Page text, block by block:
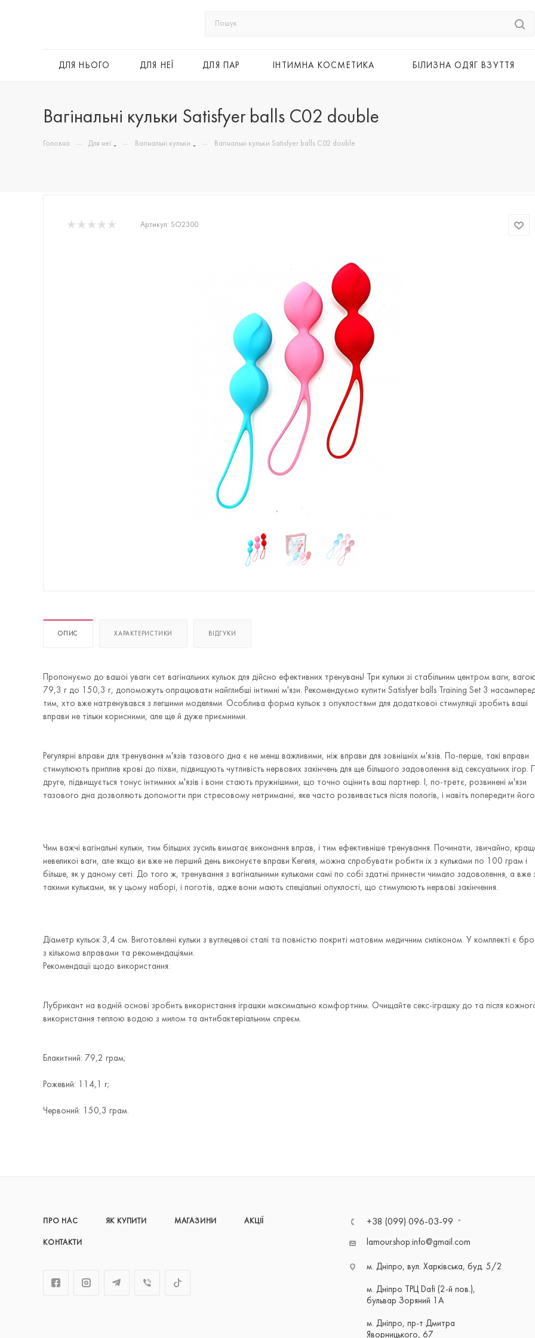
ДЛЯ НЬОГО ДЛЯ НЕЇ ДЛЯ ПАР ІНТИМНА КОСМЕТИКА БІЛИЗНА ОДЯГ ВЗУТТЯ
Вагінальні кульки Satisfyer balls C02 double
Головна — Для неї — Вагінальні кульки — Вагінальні кульки Satisfyer balls C02 double
Артикул: SO2300
ОПИС ХАРАКТЕРИСТИКИ ВІДГУКИ
Пропонуємо до вашої уваги сет вагінальних кульок для дійсно ефективних тренувань! Три кульки зі стабільним центром ваги,
79,3 г до 150,3 г, допоможуть опрацювати найглибші інтимні м'язи. Рекомендуємо купити Satisfyer balls Training Set 3
тим, хто вже натренувався з легшими моделями. Особлива форма кульок з опуклостями для додаткової стимуляції зробить ваші
вправи не тільки корисними, але ще й дуже приємними.
Регулярні вправи для тренування м'язів тазового дна є не менш важливими, ніж вправи для зовнішніх м'язів. По-перше, такі вправи
стимулюють приплив крові до піхви, підвищують чутливість нервових закінчень для ще більшого задоволення від сексуальних ігор.
друге, підвищується тонус інтимних м'язів і вони стають пружнішими, що точно оцінить ваш партнер. І, по-третє, розвинені м'язи
тазового дна дозволяють допомогти при стресовому нетриманні, яке часто розвивається після пологів, і навіть попередити
Чим важчі вагінальні кульки, тим більших зусиль вимагає виконання вправ, і тим ефективніше тренування. Починати, звичайно,
невеликої ваги, але якщо ви вже не перший день виконуєте вправи Кегеля, можна спробувати робити їх з кульками по 100 грам і
більше, як у даному сеті. До того ж, тренування з вагінальними кульками самі по собі здатні принести чимало задоволення, а вже
такими кульками, як у цьому наборі, і поготів, адже вони мають спеціальні опуклості, що стимулюють нервові закінчення.
Діаметр кульок 3,4 см. Виготовлені кульки з вуглецевої сталі та повністю покриті матовим медичним силіконом. У комплекті є
з кількома вправами та рекомендаціями.
Рекомендації щодо використання:
Лубрикант на водній основі зробить використання іграшки максимально комфортним. Очищайте секс-іграшку до та після
використання теплою водою з милом та антибактеріальним спреєм.
Блакитний: 79,2 грам;
Рожевий: 114,1 г;
Червоний: 150,3 грам.
ПРО НАС ЯК КУПИТИ МАГАЗИНИ АКЦІЇ
КОНТАКТИ
+38 (099) 096-03-99
lamour.shop.info@gmail.com
м. Дніпро, вул. Харківська, буд. 5/2
м. Дніпро ТРЦ Dafi (2-й пов.),
бульвар Зоряний 1А
м. Дніпро, пр-т Дмитра
Яворницького, 67